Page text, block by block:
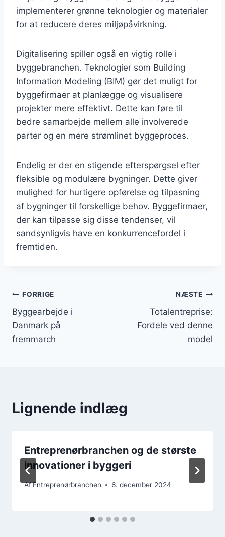
implementerer grønne teknologier og materialer
for at reducere deres miljøpåvirkning.
Digitalisering spiller også en vigtig rolle i
byggebranchen. Teknologier som Building
Information Modeling (BIM) gør det muligt for
byggefirmaer at planlægge og visualisere
projekter mere effektivt. Dette kan føre til
bedre samarbejde mellem alle involverede
parter og en mere strømlinet byggeproces.
Endelig er der en stigende efterspørgsel efter
fleksible og modulære bygninger. Dette giver
mulighed for hurtigere opførelse og tilpasning
af bygninger til forskellige behov. Byggefirmaer,
der kan tilpasse sig disse tendenser, vil
sandsynligvis have en konkurrencefordel i
fremtiden.
Indlægsnavigation
FORRIGE
Byggearbejde i
Danmark på
fremmarch
NÆSTE
Totalentreprise:
Fordele ved denne
model
Lignende indlæg
Entreprenørbranchen og de største
innovationer i byggeri
AfEntreprenørbranchen 6. december 2024